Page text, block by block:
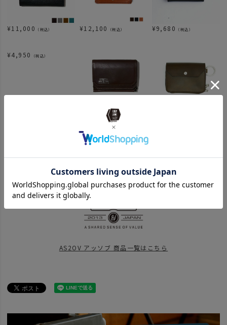
¥11,000 （税込） ¥12,100 （税込） ¥9,680 （税込）
¥4,950 （税込）
17,600（税込）
関連カテゴリ
AS2OVのウォレット
news UNBY STORE レーザー刻印
ITEM 財布・キーホルダー ミニウォレット
竹 -5000円～
AS2OV アッソブ
news UNBY CHRISTMAS 2022対象リスト
ブランド商品一覧
AS2OV アッソブ 商品一覧はこちら